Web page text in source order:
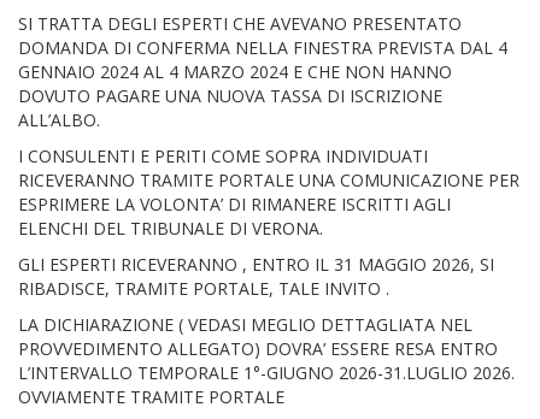
SI TRATTA DEGLI ESPERTI CHE AVEVANO PRESENTATO
DOMANDA DI CONFERMA NELLA FINESTRA PREVISTA DAL 4
GENNAIO 2024 AL 4 MARZO 2024 E CHE NON HANNO
DOVUTO PAGARE UNA NUOVA TASSA DI ISCRIZIONE
ALL’ALBO.
I CONSULENTI E PERITI COME SOPRA INDIVIDUATI
RICEVERANNO TRAMITE PORTALE UNA COMUNICAZIONE PER
ESPRIMERE LA VOLONTA’ DI RIMANERE ISCRITTI AGLI
ELENCHI DEL TRIBUNALE DI VERONA.
GLI ESPERTI RICEVERANNO , ENTRO IL 31 MAGGIO 2026, SI
RIBADISCE, TRAMITE PORTALE, TALE INVITO .
LA DICHIARAZIONE ( VEDASI MEGLIO DETTAGLIATA NEL
PROVVEDIMENTO ALLEGATO) DOVRA’ ESSERE RESA ENTRO
L’INTERVALLO TEMPORALE 1°-GIUGNO 2026-31.LUGLIO 2026.
OVVIAMENTE TRAMITE PORTALE